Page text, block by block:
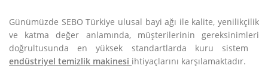
Günümüzde SEBO Türkiye ulusal bayi ağı ile kalite, yenilikçilik
ve katma değer anlamında, müşterilerinin gereksinimleri
doğrultusunda en yüksek standartlarda kuru sistem
endüstriyel temizlik makinesi ihtiyaçlarını karşılamaktadır.